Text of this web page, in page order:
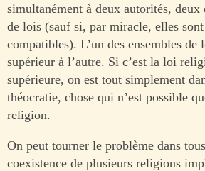
simultanément à deux autorités, deux
de lois (sauf si, par miracle, elles
compatibles). L’un des ensembles
supérieur à l’autre. Si c’est la loi
supérieure, on est tout simplement
théocratie, chose qui n’est possible
religion.
On peut tourner le problème dans
coexistence de plusieurs religions